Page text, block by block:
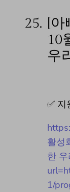
25.
[
10
우
✅
활성
한
1/